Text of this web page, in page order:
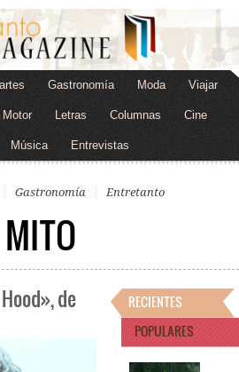
Gastronomía Moda Viajar
Motor Letras Columnas Cine
Música Entrevistas
Gastronomía Entretanto
MITO
de
RECIENTES
POPULARES